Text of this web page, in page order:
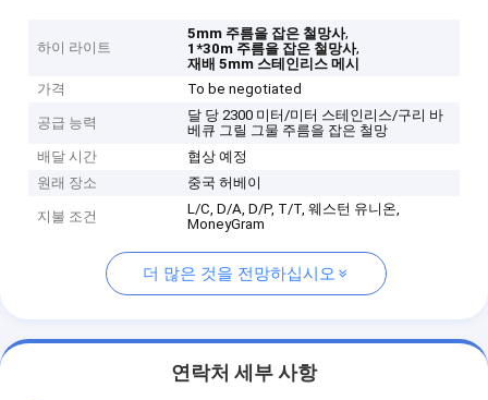
하이 라이트
5mm 주름을 잡은 철망사,
1*30m 주름을 잡은 철망사,
재배 5mm 스테인리스 메시
가격
To be negotiated
공급 능력
달 당 2300 미터/미터 스테인리스/구리 바
베큐 그릴 그물 주름을 잡은 철망
배달 시간
협상 예정
원래 장소
중국 허베이
지불 조건
L/C, D/A, D/P, T/T, 웨스턴 유니온,
MoneyGram
더 많은 것을 전망하십시오
연락처 세부 사항